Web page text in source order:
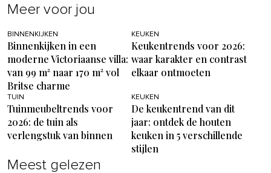
Meer voor jou
BINNENKIJKEN
Binnenkijken in een
moderne Victoriaanse villa:
van 99 m² naar 170 m² vol
Britse charme
KEUKEN
Keukentrends voor 2026:
waar karakter en contrast
elkaar ontmoeten
TUIN
Tuinmeubeltrends voor
2026: de tuin als
verlengstuk van binnen
KEUKEN
De keukentrend van dit
jaar: ontdek de houten
keuken in 5 verschillende
stijlen
Meest gelezen